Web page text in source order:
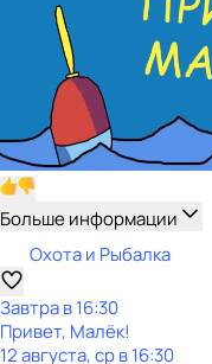
Больше информации
Охота и Рыбалка
Завтра в 16:30
Привет, Малёк!
12 августа, ср в 16:30